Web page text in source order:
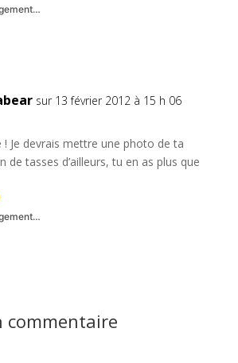
sur 13 février 2012 à 15 h 06
! Je devrais mettre une photo de ta
de tasses d’ailleurs, tu en as plus que
commentaire